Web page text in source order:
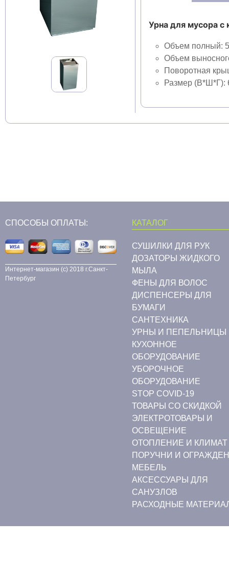
Урна для мусора
Объем полный:
Объем
Поворотная
Размер (В*Ш*Г):
СПОСОБЫ ОПЛАТЫ:
Интернет-магазин (c) 2018 г.Санкт-
Петербург
КАТАЛОГ
СУШИЛКИ ДЛЯ РУК
ДОЗАТОРЫ ЖИДКОГО
МЫЛА
ФЕНЫ ДЛЯ ВОЛОС
ДИСПЕНСЕРЫ ДЛЯ
БУМАГИ
CАНТЕХНИКА
УРНЫ И ПЕПЕЛЬНИЦЫ
КУХОННОЕ
ОБОРУДОВАНИЕ
УБОРОЧНОЕ
ОБОРУДОВАНИЕ
STOP COVID-19
ТОВАРЫ СО СКИДКОЙ
ЭЛЕКТРОТОВАРЫ И
ОСВЕЩЕНИЕ
ОТОПЛЕНИЕ И КЛИМАТ
ПОРУЧНИ И
МЕБЕЛЬ
АКСЕССУАРЫ ДЛЯ
САНУЗЛОВ
РАСХОДНЫЕ